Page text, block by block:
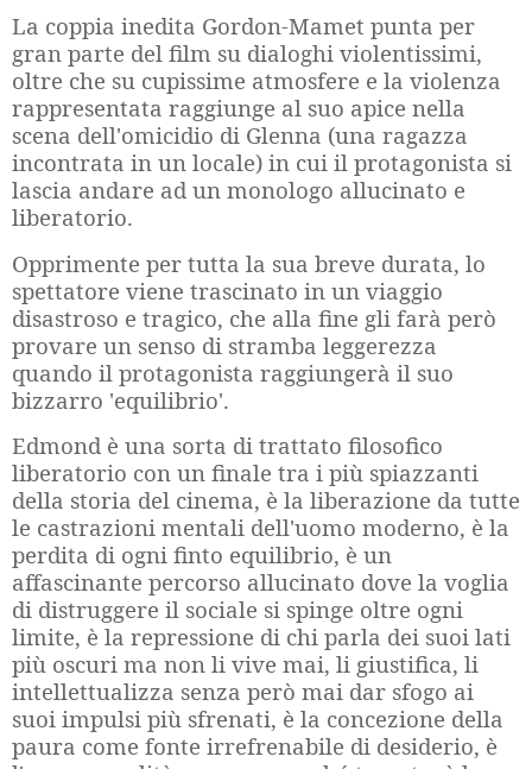
La coppia inedita Gordon-Mamet punta per
gran parte del film su dialoghi violentissimi,
oltre che su cupissime atmosfere e la violenza
rappresentata raggiunge al suo apice nella
scena dell'omicidio di Glenna (una ragazza
incontrata in un locale) in cui il protagonista si
lascia andare ad un monologo allucinato e
liberatorio.
Opprimente per tutta la sua breve durata, lo
spettatore viene trascinato in un viaggio
disastroso e tragico, che alla fine gli farà però
provare un senso di stramba leggerezza
quando il protagonista raggiungerà il suo
bizzarro 'equilibrio'.
Edmond è una sorta di trattato filosofico
liberatorio con un finale tra i più spiazzanti
della storia del cinema, è la liberazione da tutte
le castrazioni mentali dell'uomo moderno, è la
perdita di ogni finto equilibrio, è un
affascinante percorso allucinato dove la voglia
di distruggere il sociale si spinge oltre ogni
limite, è la repressione di chi parla dei suoi lati
più oscuri ma non li vive mai, li giustifica, li
intellettualizza senza però mai dar sfogo ai
suoi impulsi più sfrenati, è la concezione della
paura come fonte irrefrenabile di desiderio, è